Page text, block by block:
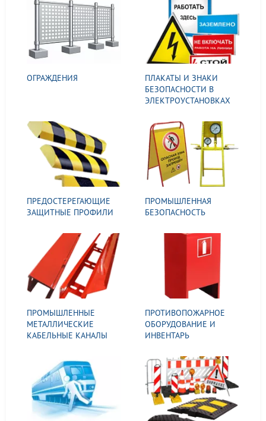
ОГРАЖДЕНИЯ
ПЛАКАТЫ И ЗНАКИ
БЕЗОПАСНОСТИ В
ЭЛЕКТРОУСТАНОВКАХ
ПРЕДОСТЕРЕГАЮЩИЕ
ЗАЩИТНЫЕ ПРОФИЛИ
ПРОМЫШЛЕННАЯ
БЕЗОПАСНОСТЬ
ПРОМЫШЛЕННЫЕ
МЕТАЛЛИЧЕСКИЕ
КАБЕЛЬНЫЕ КАНАЛЫ
ПРОТИВОПОЖАРНОЕ
ОБОРУДОВАНИЕ И
ИНВЕНТАРЬ